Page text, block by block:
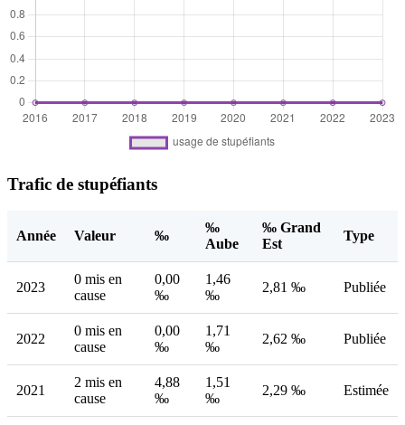
Trafic de stupéfiants
Année Valeur ‰
‰
Aube
‰ Grand
Est
Type
2023
0 mis en
cause
0,00
‰
1,46
‰
2,81 ‰ Publiée
2022
0 mis en
cause
0,00
‰
1,71
‰
2,62 ‰ Publiée
2021
2 mis en
cause
4,88
‰
1,51
‰
2,29 ‰ Estimée